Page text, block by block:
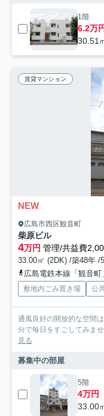
1階
6.2万
30.51
賃貸マンション
NEW
広島市西区観音町
柴原ビル
4万円 管理/共益費
33.00㎡ (2DK) /築48年 /
広島電鉄本線「観音
敷地内ごみ置き場 公
通風良好の開放的な空間
分で毎日をすごしてみま
見る
募集中の部屋
5階
4万円
33.00